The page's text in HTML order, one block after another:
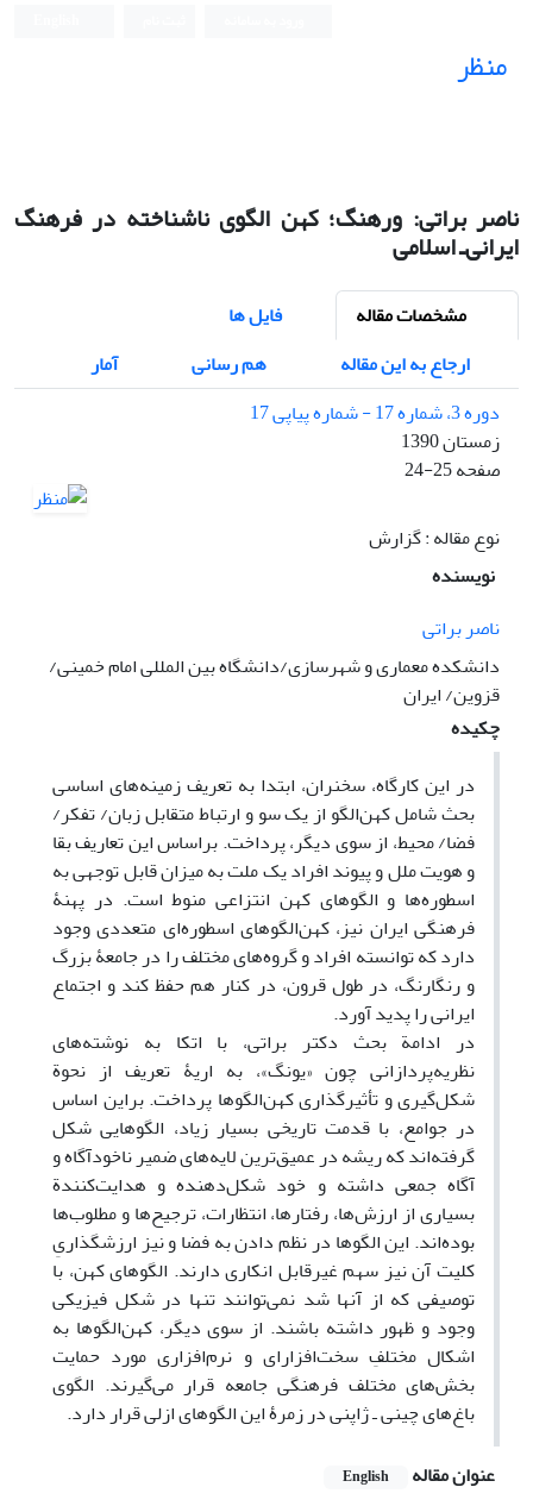
منظر
ناصر براتی: ورهنگ؛ کهن الگوى ناشناخته در فرهنگ
ایرانى‌ـ اسلامى
مشخصات مقاله
فایل ها
ارجاع به این مقاله
هم رسانی
آمار
دوره 3، شماره 17 - شماره پیاپی 17
زمستان 1390
صفحه24-25
نوع مقاله : گزارش
نویسنده
ناصر براتی
دانشکده معماری و شهرسازی/دانشگاه بین المللی امام خمینی/
قزوین/ ایران
چکیده
در این کارگاه، سخنران، ابتدا به تعریف زمینه‌های اساسی
بحث شامل کهن‌الگو از یک سو و ارتباط متقابل زبان/ تفکر/
فضا/ محیط، از سوی دیگر، پرداخت. براساس این تعاریف بقا
و هویت ملل و پیوند افراد یک ملت به میزان قابل توجهی به
اسطوره‌ها و الگوهای کهن انتزاعی منوط است. در پهنۀ
فرهنگی ایران نیز، کهن‌الگوهای اسطوره‌ای متعددی وجود
دارد که توانسته افراد و گروه‌های مختلف را در جامعۀ بزرگ
و رنگارنگ، در طول قرون، در کنار هم حفظ کند و اجتماع
ایرانی را پدید آورد.
در ادامة بحث دکتر براتی، با اتکا به نوشته‌های
نظریه‌پردازانی چون «یونگ»، به اریۀ تعریف از نحوة
شکل‌گیری و تأثیر‌گذاری کهن‌الگوها پرداخت. براین اساس
در جوامع، با قدمت تاریخی بسیار زیاد، الگوهایی شکل
گرفته‌اند که ریشه در عمیق‌ترین لایه‌های ضمیر نا‌خودآگاه و
آگاه جمعی داشته و خود شکل‌دهنده و هدایت‌کنندة
بسیاری از ارزش‌ها، رفتارها، انتظارات، ترجیح‌ها و مطلوب‌ها
بوده‌اند. این الگوها در نظم دادن به فضا و نیز ارزشگذاریِ
کلیت آن نیز سهم غیرقابل انکاری دارند. الگوهای کهن، با
توصیفی که از آنها شد نمی‌توانند تنها در شکل فیزیکی
وجود و ظهور داشته باشند. از سوی دیگر، کهن‌الگوها به
اشکال مختلفِ سخت‌افزارای و نرم‌افزاری مورد حمایت
بخش‌های مختلف فرهنگی جامعه قرار می‌گیرند. الگوی
باغ‌های چینی ـ ژاپنی در زمرۀ این الگوهای ازلی قرار دارد.
عنوان مقاله
English